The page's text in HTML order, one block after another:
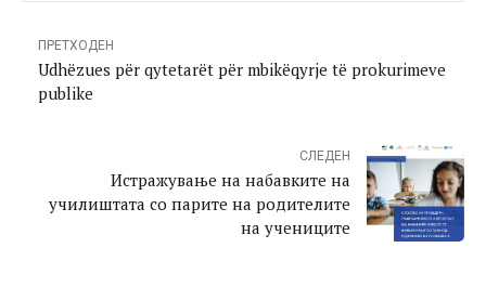
ПРЕТХОДЕН
Udhëzues për qytetarët për mbikëqyrje të prokurimeve
publike
СЛЕДЕН
Истражување на набавките на
училиштата со парите на родителите
на учениците